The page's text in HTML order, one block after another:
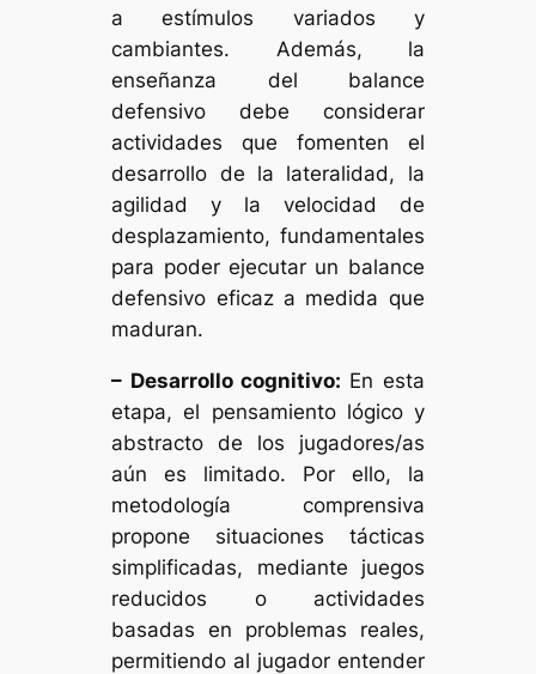
a estímulos variados y
cambiantes. Además, la
enseñanza del balance
defensivo debe considerar
actividades que fomenten el
desarrollo de la lateralidad, la
agilidad y la velocidad de
desplazamiento, fundamentales
para poder ejecutar un balance
defensivo eficaz a medida que
maduran.
– Desarrollo cognitivo: En esta
etapa, el pensamiento lógico y
abstracto de los jugadores/as
aún es limitado. Por ello, la
metodología comprensiva
propone situaciones tácticas
simplificadas, mediante juegos
reducidos o actividades
basadas en problemas reales,
permitiendo al jugador entender